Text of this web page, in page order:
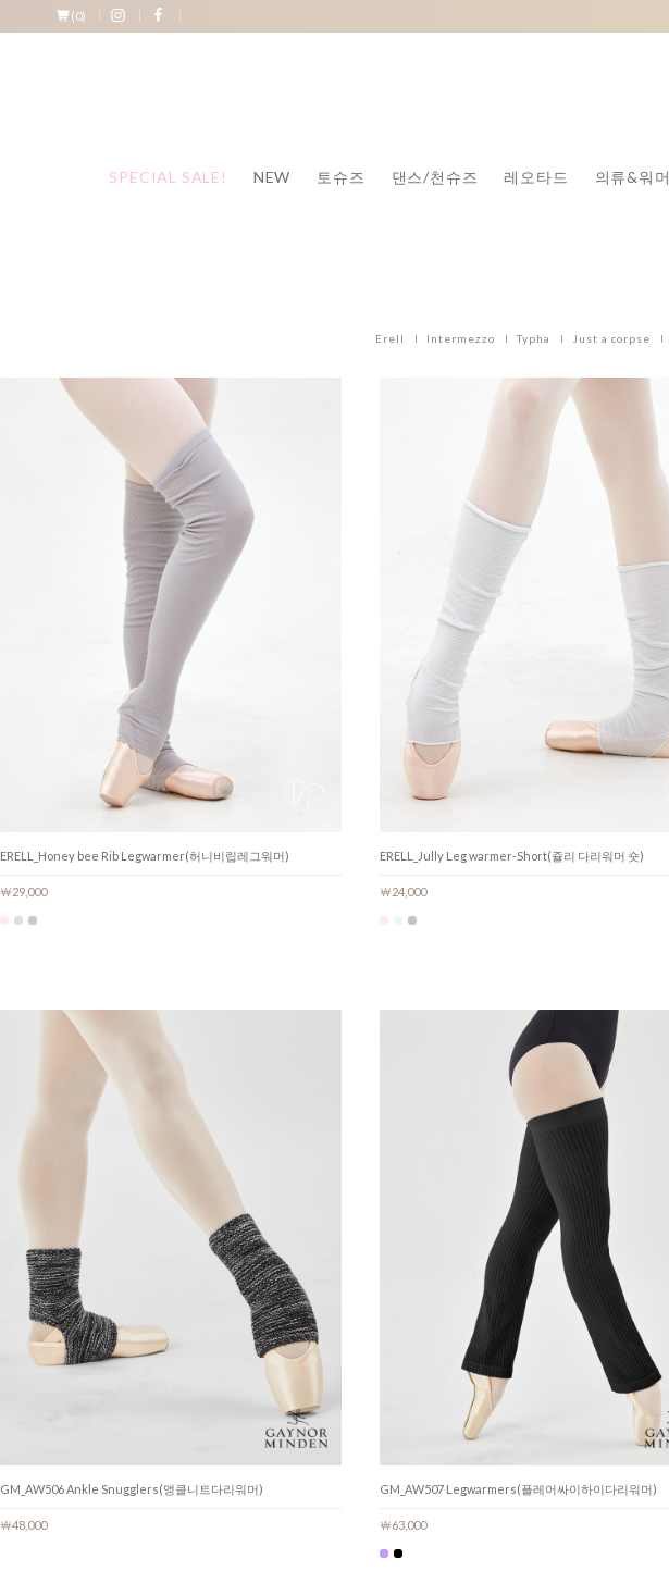
(0)
SPECIAL SALE! NEW 토슈즈 댄스/천슈즈 레오타드 의류&워머
Erell Intermezzo Typha Just a corpse
ERELL_Honey bee Rib Legwarmer(허니비립레그워머)
￦29,000
ERELL_Jully Leg warmer-Short(쥴리 다리워머 숏)
￦24,000
GM_AW506 Ankle Snugglers(앵클니트다리워머)
￦48,000
GM_AW507 Legwarmers(플레어싸이하이다리워머)
￦63,000